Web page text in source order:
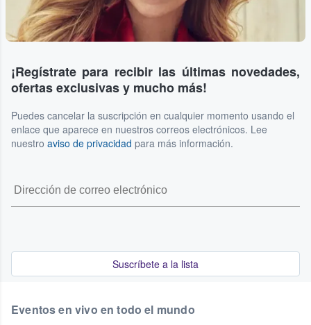
¡Regístrate para recibir las últimas novedades,
ofertas exclusivas y mucho más!
Puedes cancelar la suscripción en cualquier momento usando el
enlace que aparece en nuestros correos electrónicos. Lee
nuestro aviso de privacidad para más información.
Suscríbete a la lista
Eventos en vivo en todo el mundo